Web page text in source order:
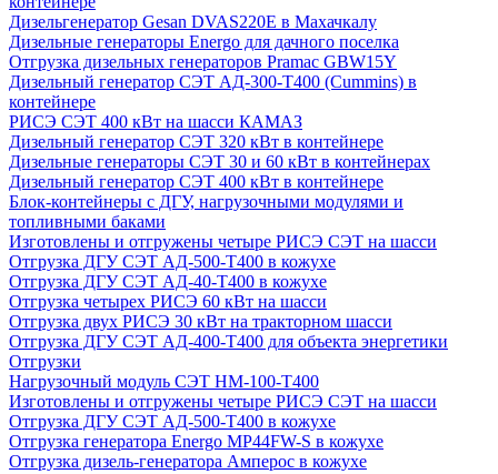
Дизельгенератор Gesan DVAS220E в Махачкалу
Дизельные генераторы Energo для дачного поселка
Отгрузка дизельных генераторов Pramac GВW15Y
Дизельный генератор СЭТ АД-300-Т400 (Cummins) в
контейнере
РИСЭ СЭТ 400 кВт на шасси КАМАЗ
Дизельный генератор СЭТ 320 кВт в контейнере
Дизельные генераторы СЭТ 30 и 60 кВт в контейнерах
Дизельный генератор СЭТ 400 кВт в контейнере
Блок-контейнеры с ДГУ, нагрузочными модулями и
топливными баками
Изготовлены и отгружены четыре РИСЭ СЭТ на шасси
Отгрузка ДГУ СЭТ АД-500-Т400 в кожухе
Отгрузка ДГУ СЭТ АД-40-Т400 в кожухе
Отгрузка четырех РИСЭ 60 кВт на шасси
Отгрузка двух РИСЭ 30 кВт на тракторном шасси
Отгрузка ДГУ СЭТ АД-400-Т400 для объекта энергетики
Отгрузки
Нагрузочный модуль СЭТ НМ-100-Т400
Изготовлены и отгружены четыре РИСЭ СЭТ на шасси
Отгрузка ДГУ СЭТ АД-500-Т400 в кожухе
Отгрузка генератора Energo MP44FW-S в кожухе
Отгрузка дизель-генератора Амперос в кожухе